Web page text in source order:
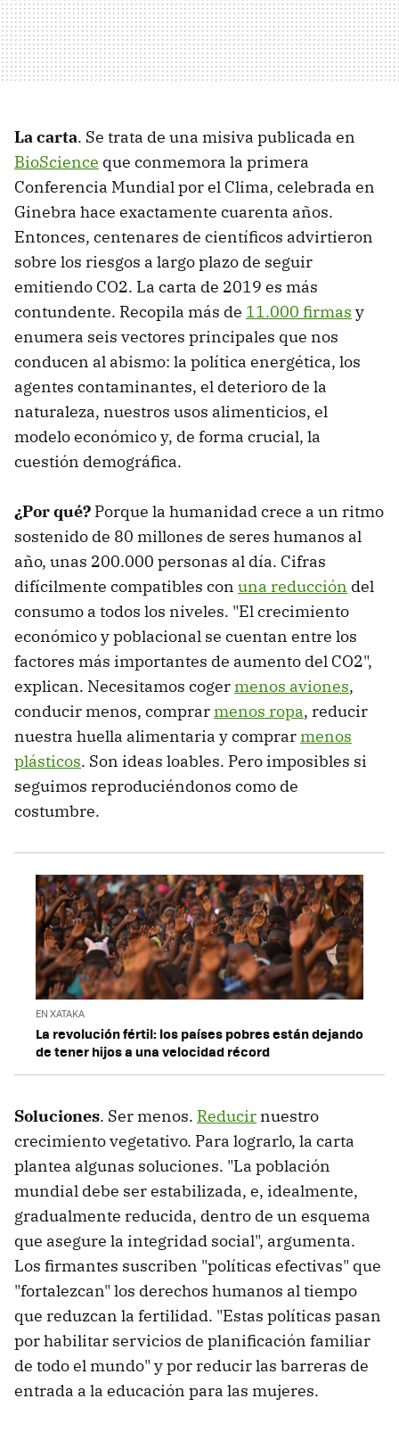
La carta. Se trata de una misiva publicada en
BioScience que conmemora la primera
Conferencia Mundial por el Clima, celebrada en
Ginebra hace exactamente cuarenta años.
Entonces, centenares de científicos advirtieron
sobre los riesgos a largo plazo de seguir
emitiendo CO2. La carta de 2019 es más
contundente. Recopila más de 11.000 firmas y
enumera seis vectores principales que nos
conducen al abismo: la política energética, los
agentes contaminantes, el deterioro de la
naturaleza, nuestros usos alimenticios, el
modelo económico y, de forma crucial, la
cuestión demográfica.
¿Por qué? Porque la humanidad crece a un ritmo
sostenido de 80 millones de seres humanos al
año, unas 200.000 personas al día. Cifras
difícilmente compatibles con una reducción del
consumo a todos los niveles. "El crecimiento
económico y poblacional se cuentan entre los
factores más importantes de aumento del CO2",
explican. Necesitamos cogermenos aviones,
conducir menos, comprarmenos ropa, reducir
nuestra huella alimentaria y comprarmenos
plásticos. Son ideas loables. Pero imposibles si
seguimos reproduciéndonos como de
costumbre.
EN XATAKA
La revolución fértil: los países pobres están dejando
de tener hijos a una velocidad récord
Soluciones. Ser menos. Reducir nuestro
crecimiento vegetativo. Para lograrlo, la carta
plantea algunas soluciones. "La población
mundial debe ser estabilizada, e, idealmente,
gradualmente reducida, dentro de un esquema
que asegure la integridad social", argumenta.
Los firmantes suscriben "políticas efectivas" que
"fortalezcan" los derechos humanos al tiempo
que reduzcan la fertilidad. "Estas políticas pasan
por habilitar servicios de planificación familiar
de todo el mundo" y por reducir las barreras de
entrada a la educación para las mujeres.